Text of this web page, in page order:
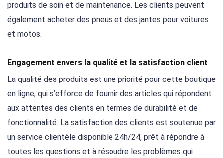
produits de soin et de maintenance. Les clients peuvent
également acheter des pneus et des jantes pour voitures
et motos.
Engagement envers la qualité et la satisfaction client
La qualité des produits est une priorité pour cette boutique
en ligne, qui s’efforce de fournir des articles qui répondent
aux attentes des clients en termes de durabilité et de
fonctionnalité. La satisfaction des clients est soutenue par
un service clientèle disponible 24h/24, prêt à répondre à
toutes les questions et à résoudre les problèmes qui